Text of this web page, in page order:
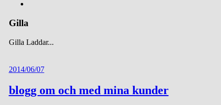
Gilla
Gilla Laddar...
2014/06/07
blogg om och med mina kunder